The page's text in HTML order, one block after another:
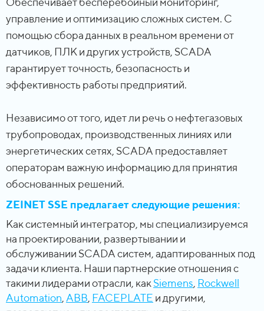
управление и оптимизацию сложных систем. С
помощью сбора данных в реальном времени от
датчиков, ПЛК и других устройств, SCADA
гарантирует точность, безопасность и
эффективность работы предприятий.
Независимо от того, идет ли речь о нефтегазовых
трубопроводах, производственных линиях или
энергетических сетях, SCADA предоставляет
операторам важную информацию для принятия
обоснованных решений.
ZEINET SSE предлагает следующие решения:
Как системный интегратор, мы специализируемся
на проектировании, развертывании и
обслуживании SCADA систем, адаптированных под
задачи клиента. Наши партнерские отношения с
такими лидерами отрасли, какSiemens, Rockwell
Automation, ABB, FACEPLATE и другими,